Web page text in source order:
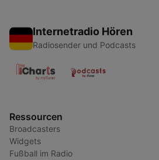
Internetradio Hören
Radiosender und Podcasts
Ressourcen
Broadcasters
Widgets
Fußball im Radio